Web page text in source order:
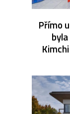
Přímo